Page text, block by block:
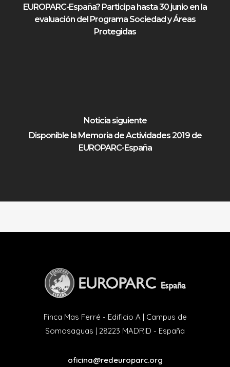
EUROPARC-España? Participa hasta 30 junio en la
evaluación del Programa Sociedad y Áreas
Protegidas
Noticia siguiente
Disponible la Memoria de Actividades 2019 de
EUROPARC-España
Finca Mas Ferré - Edificio A | Campus de
Somosaguas | 28223 MADRID - España
oficina@redeuroparc.org